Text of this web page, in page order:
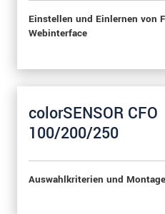
Einstellen und Einlernen von
Webinterface
colorSENSOR CFO
100/200/250
Auswahlkriterien und